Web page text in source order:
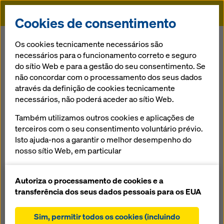
Doka
Voltar à visão geral
Coordenação da cofragem
A Doka acompanha e apoia o seu projecto,
aconselhando sempre o pessoal em obra, enquanto os
trabalhos assim o exigirem.
Cookies de consentimento
Os cookies tecnicamente necessários são
necessários para o funcionamento correto e seguro
do sítio Web e para a gestão do seu consentimento. Se
não concordar com o processamento dos seus dados
através da definição de cookies tecnicamente
necessários, não poderá aceder ao sítio Web.
Também utilizamos outros cookies e aplicações de
terceiros com o seu consentimento voluntário prévio.
Isto ajuda-nos a garantir o melhor desempenho do
nosso sítio Web, em particular
nosso sítio Web (cookies funcionais e
estatísticos),
ao utilizar a loja online Doka (cookies funcionais e
Autoriza o processamento de cookies e a
transferência dos seus dados pessoais para os EUA
Sim, permitir todos os cookies (incluindo